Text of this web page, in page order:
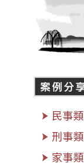
民事類
刑事類
家事類